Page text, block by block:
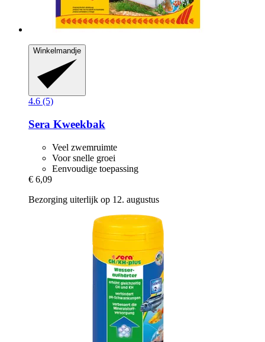
Winkelmandje
4.6 (5)
Sera Kweekbak
Veel zwemruimte
Voor snelle groei
Eenvoudige toepassing
€ 6,09
Bezorging uiterlijk op 12. augustus